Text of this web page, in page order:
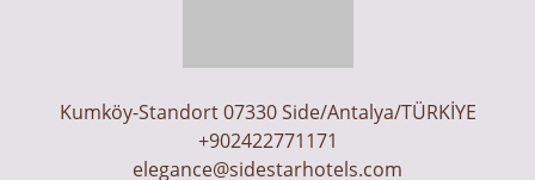
Kumköy-Standort 07330 Side/Antalya/TÜRKİYE
+902422771171
elegance@sidestarhotels.com